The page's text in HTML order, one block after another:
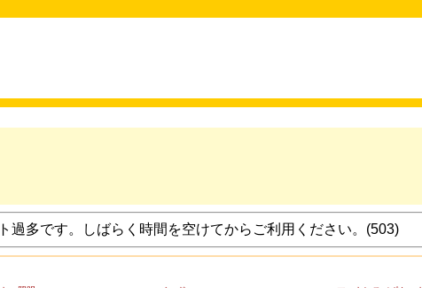
過多です。しばらく時間を空けてからご利用ください。(503)